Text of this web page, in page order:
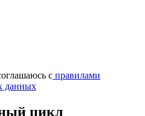
с правилами
данных
цикл